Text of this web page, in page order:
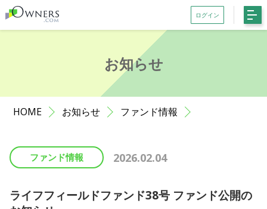
ログイン
会員登録がお済みでない方はこちら
お知らせ
サポート
初めての方へ よくある質問
お知らせ
HOME お知らせ ファンド情報
ファンド情報 2026.02.04
ライフフィールドファンド38号 ファンド公開の